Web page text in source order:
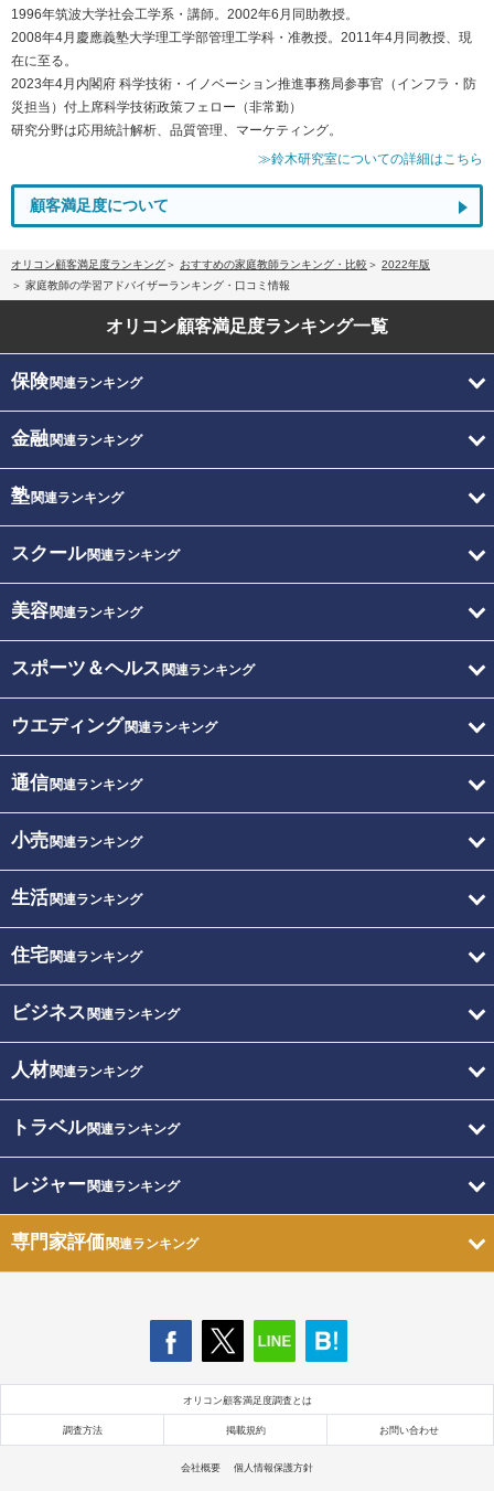
1996年筑波大学社会工学系・講師。2002年6月同助教授。
2008年4月慶應義塾大学理工学部管理工学科・准教授。2011年4月同教授、現
在に至る。
2023年4月内閣府 科学技術・イノベーション推進事務局参事官（インフラ・防
災担当）付上席科学技術政策フェロー（非常勤）
研究分野は応用統計解析、品質管理、マーケティング。
≫鈴木研究室についての詳細はこちら
顧客満足度について
オリコン顧客満足度ランキング おすすめの家庭教師ランキング・比較
2022年版
家庭教師の学習アドバイザーランキング・口コミ情報
オリコン顧客満足度ランキング一覧
保険関連ランキング
金融関連ランキング
塾関連ランキング
スクール関連ランキング
美容関連ランキング
スポーツ＆ヘルス 関連ランキング
ウエディング関連ランキング
通信関連ランキング
小売関連ランキング
生活関連ランキング
住宅関連ランキング
ビジネス 関連ランキング
人材関連ランキング
トラベル関連ランキング
レジャー関連ランキング
専門家評価関連ランキング
オリコン顧客満足度調査とは
調査方法 掲載規約 お問い合わせ
会社概要 個人情報保護方針